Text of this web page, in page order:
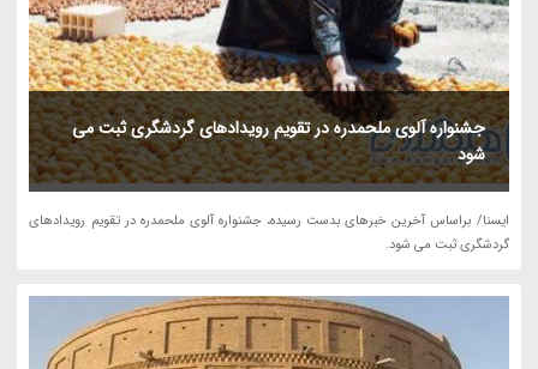
جشنواره آلوی ملحمدره در تقویم رویدادهای گردشگری ثبت می
شود
ایسنا/ براساس آخرین خبرهای بدست رسیده، جشنواره آلوی ملحمدره در تقویم رویدادهای
گردشگری ثبت می شود.